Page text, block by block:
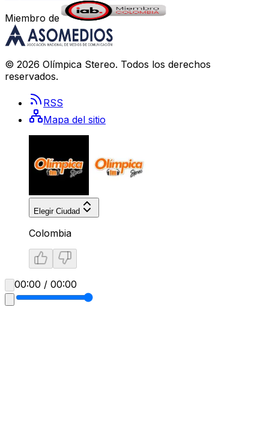
Miembro de
© 2026 Olímpica Stereo. Todos los derechos
reservados.
RSS
Mapa del sitio
Elegir Ciudad
Colombia
00:00 / 00:00